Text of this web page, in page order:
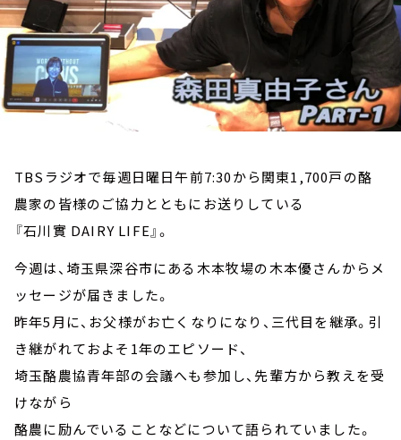
TBSラジオで毎週日曜日午前7:30から関東1,700戸の酪
農家の皆様のご協力とともにお送りしている
『石川實 DAIRY LIFE』。
今週は、埼玉県深谷市にある木本牧場の木本優さんからメ
ッセージが届きました。
昨年5月に、お父様がお亡くなりになり、三代目を継承。引
き継がれておよそ1年のエピソード、
埼玉酪農協青年部の会議へも参加し、先輩方から教えを受
けながら
酪農に励んでいることなどについて語られていました。